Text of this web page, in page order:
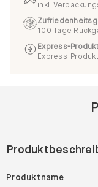
inkl.
100 Tage
Express-
Express-
Produktname